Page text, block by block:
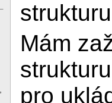
Mám
pro